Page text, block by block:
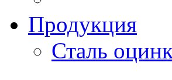
Продукция
Сталь